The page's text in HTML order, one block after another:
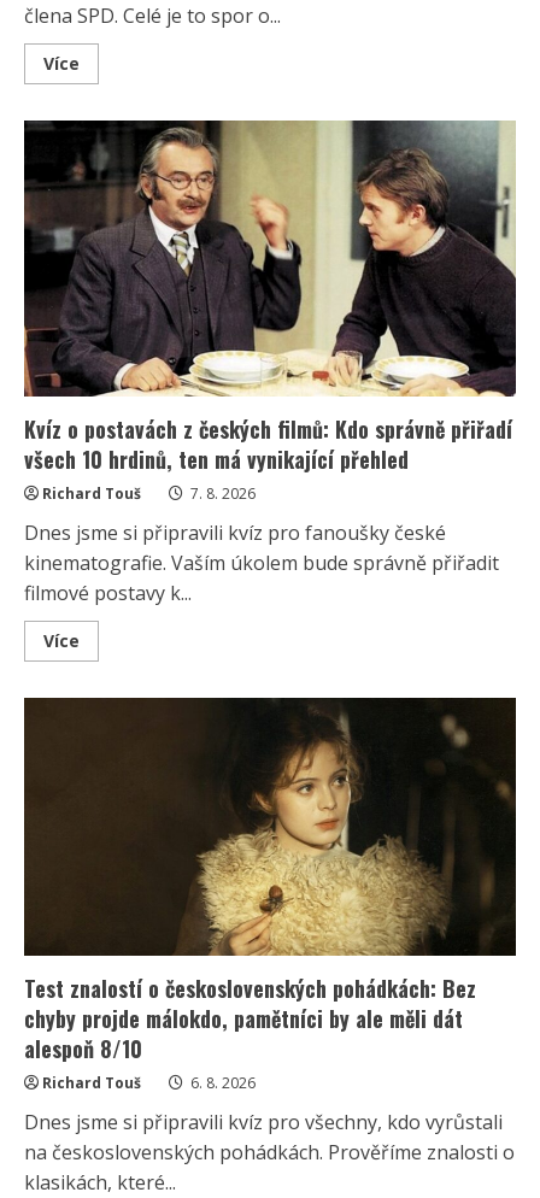
člena SPD. Celé je to spor o...
Více
more
Finková
podpořila
Jana
Cinu
po
kritice
od
člena
SPD:
Upozornila
na
téma,
které
rozděluje
společnost
Kvíz o postavách z českých filmů: Kdo správně přiřadí
všech 10 hrdinů, ten má vynikající přehled
Richard Touš 7. 8. 2026
Dnes jsme si připravili kvíz pro fanoušky české
kinematografie. Vaším úkolem bude správně přiřadit
filmové postavy k...
Více
more
Test znalostí o československých pohádkách: Bez
chyby projde málokdo, pamětníci by ale měli dát
alespoň 8/10
Richard Touš 6. 8. 2026
Dnes jsme si připravili kvíz pro všechny, kdo vyrůstali
na československých pohádkách. Prověříme znalosti o
klasikách, které...